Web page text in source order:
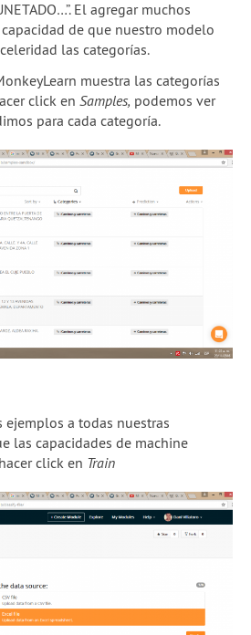
El agregar muchos
de que nuestro modelo
las categorías.
muestra las categorías
click en Samples, podemos ver
para cada categoría.
ejemplos a todas nuestras
las capacidades de machine
click en Train